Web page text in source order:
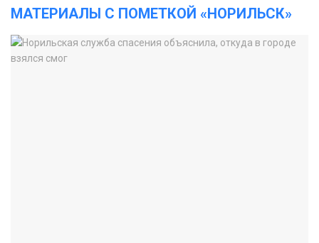
МАТЕРИАЛЫ С ПОМЕТКОЙ «НОРИЛЬСК»